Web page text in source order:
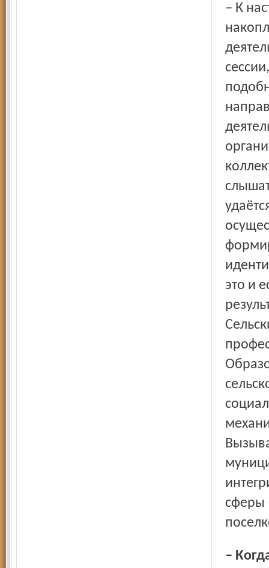
– К настоящему времени в школах нашей области
это и
сферы
– Когда начался переход школ области к работе по